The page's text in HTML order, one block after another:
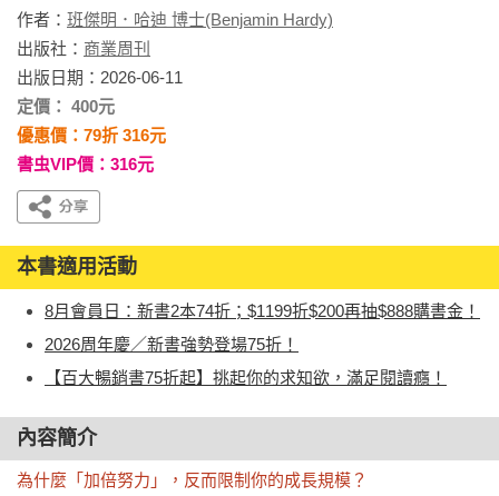
作者： 班傑明．哈迪 博士(Benjamin Hardy)
出版社： 商業周刊
出版日期：2026-06-11
定價： 400元
優惠價：79折 316元
書虫VIP價：316元
本書適用活動
8月會員日：新書2本74折；$1199折$200再抽$888購書金！
2026周年慶／新書強勢登場75折！
【百大暢銷書75折起】挑起你的求知欲，滿足閱讀癮！
內容簡介
為什麼「加倍努力」，反而限制你的成長規模？